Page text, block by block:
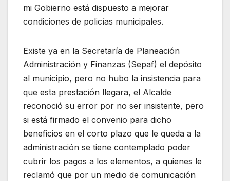
mi Gobierno está dispuesto a mejorar
condiciones de policías municipales.
Existe ya en la Secretaría de Planeación
Administración y Finanzas (Sepaf) el depósito
al municipio, pero no hubo la insistencia para
que esta prestación llegara, el Alcalde
reconoció su error por no ser insistente, pero
si está firmado el convenio para dicho
beneficios en el corto plazo que le queda a la
administración se tiene contemplado poder
cubrir los pagos a los elementos, a quienes le
reclamó que por un medio de comunicación